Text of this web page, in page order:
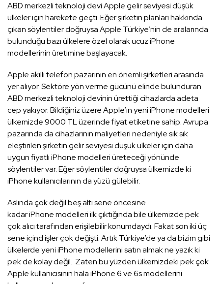
ABD merkezli teknoloji devi Apple gelir seviyesi düşük
ülkeler için harekete geçti. Eğer şirketin planları hakkında
çıkan söylentiler doğruysa Apple Türkiye’nin de aralarında
bulunduğu bazı ülkelere özel olarak ucuz iPhone
modellerinin üretimine başlayacak.
Apple akıllı telefon pazarının en önemli şirketleri arasında
yer alıyor. Sektöre yön verme gücünü elinde bulunduran
ABD merkezli teknoloji devinin ürettiği cihazlarda adeta
cep yakıyor. Bildiğiniz üzere Apple’ın yeni iPhone modelleri
ülkemizde 9000 TL üzerinde fiyat etiketine sahip. Avrupa
pazarında da cihazlarının maliyetleri nedeniyle sık sık
eleştirilen şirketin gelir seviyesi düşük ülkeler için daha
uygun fiyatlı iPhone modelleri üreteceği yönünde
söylentiler var. Eğer söylentiler doğruysa ülkemizde ki
iPhone kullanıcılarının da yüzü gülebilir.
Aslında çok değil beş altı sene öncesine
kadar iPhone modelleri ilk çıktığında bile ülkemizde pek
çok alıcı tarafından erişilebilir konumdaydı. Fakat son iki üç
sene içind işler çok değişti. Artık Türkiye’de ya da bizim gibi
ülkelerde yeni iPhone modellerini satın almak ne yazık ki
pek de kolay değil. Zaten bu yüzden ülkemizdeki pek çok
Apple kullanıcısının hala iPhone 6 ve 6s modellerini